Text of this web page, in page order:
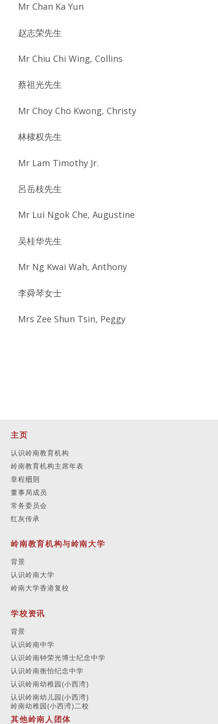
Mr Chan Ka Yun
赵志荣先生
Mr Chiu Chi Wing, Collins
蔡祖光先生
Mr Choy Cho Kwong, Christy
林棣权先生
Mr Lam Timothy Jr.
呂岳枝先生
Mr Lui Ngok Che, Augustine
吴桂华先生
Mr Ng Kwai Wah, Anthony
李舜琴女士
Mrs Zee Shun Tsin, Peggy
主页
认识岭南教育机构
岭南教育机构主席年表
章程细则
董事局成员
常务委员会
红灰传承
岭南教育机构与岭南大学
背景
认识岭南大学
岭南大学香港复校
学校资讯
背景
认识岭南中学
认识岭南钟荣光博士纪念中学
认识岭南衡怡纪念中学
认识岭南幼稚园(小西湾)
认识岭南幼儿园(小西湾)
岭南幼稚园(小西湾)二校
其他岭南人团体